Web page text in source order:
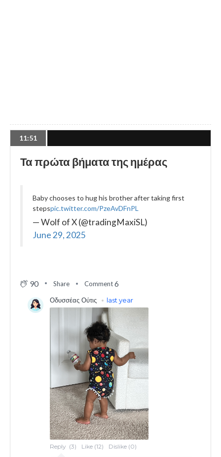
11:51
Τα πρώτα βήματα της ημέρας
Baby chooses to hug his brother after taking first
stepspic.twitter.com/PzeAvDFnPL
— Wolf of X (@tradingMaxiSL)
June 29, 2025
90 Share Comment6